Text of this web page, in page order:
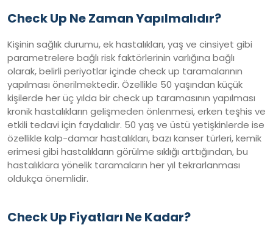
Check Up Ne Zaman Yapılmalıdır?
Kişinin sağlık durumu, ek hastalıkları, yaş ve cinsiyet gibi
parametrelere bağlı risk faktörlerinin varlığına bağlı
olarak, belirli periyotlar içinde check up taramalarının
yapılması önerilmektedir. Özellikle 50 yaşından küçük
kişilerde her üç yılda bir check up taramasının yapılması
kronik hastalıkların gelişmeden önlenmesi, erken teşhis ve
etkili tedavi için faydalıdır. 50 yaş ve üstü yetişkinlerde ise
özellikle kalp-damar hastalıkları, bazı kanser türleri, kemik
erimesi gibi hastalıkların görülme sıklığı arttığından, bu
hastalıklara yönelik taramaların her yıl tekrarlanması
oldukça önemlidir.
Check Up Fiyatları Ne Kadar?